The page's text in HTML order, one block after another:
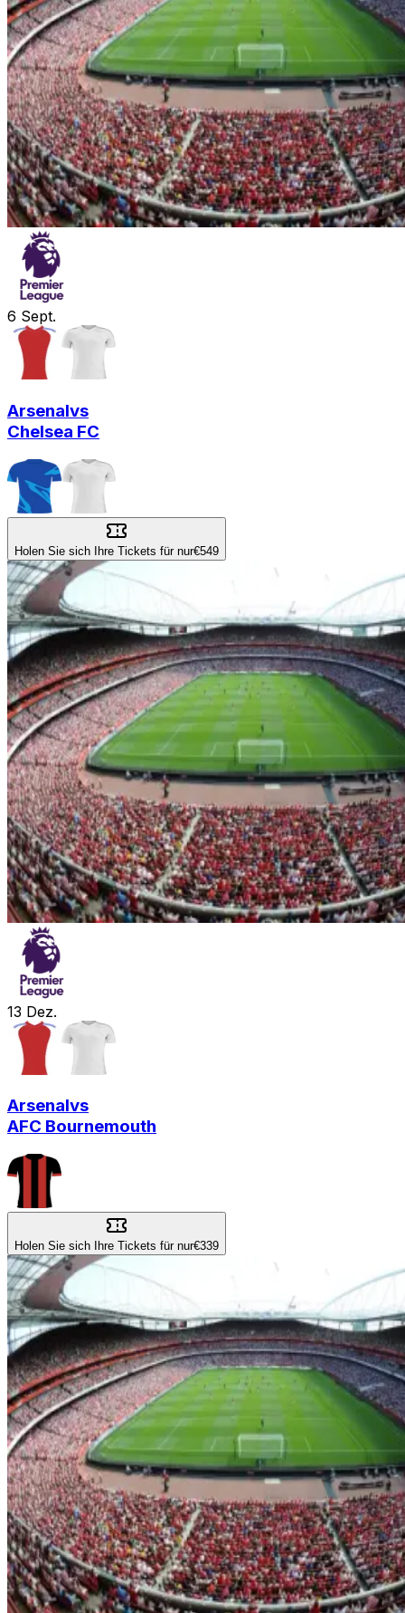
6 Sept.
Arsenalvs
Chelsea FC
Holen Sie sich Ihre Tickets für nur€549
13 Dez.
Arsenalvs
AFC Bournemouth
Holen Sie sich Ihre Tickets für nur€339